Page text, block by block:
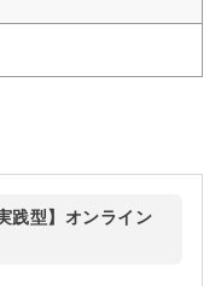
践型】オンライン